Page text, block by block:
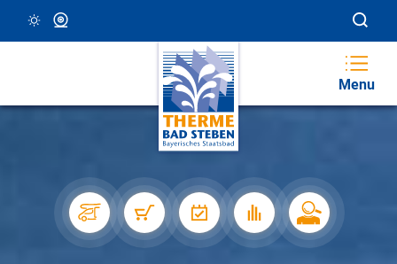
29 °C, Klar/Sonnig
Menu